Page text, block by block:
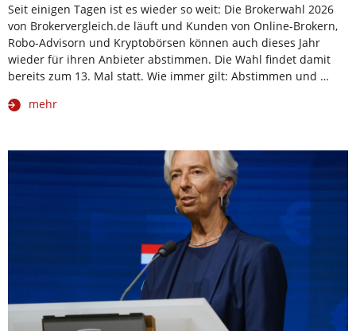
Seit einigen Tagen ist es wieder so weit: Die Brokerwahl 2026
von Brokervergleich.de läuft und Kunden von Online-Brokern,
Robo-Advisorn und Kryptobörsen können auch dieses Jahr
wieder für ihren Anbieter abstimmen. Die Wahl findet damit
bereits zum 13. Mal statt. Wie immer gilt: Abstimmen und …
mehr